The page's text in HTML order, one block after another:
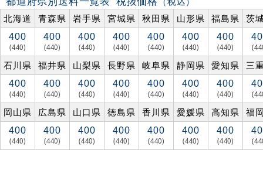
北海道
青森県 岩手県 宮城県 秋田県 山形県 福島県 茨
400
(440)
400
(440)
400
(440)
400
(440)
400
(440)
400
(440)
400
(440)
石川県 福井県 山梨県 長野県 岐阜県 静岡県 愛知県 三
400
(440)
400
(440)
400
(440)
400
(440)
400
(440)
400
(440)
400
(440)
岡山県 広島県 山口県 徳島県 香川県 愛媛県 高知県 福
400
(440)
400
(440)
400
(440)
400
(440)
400
(440)
400
(440)
400
(440)